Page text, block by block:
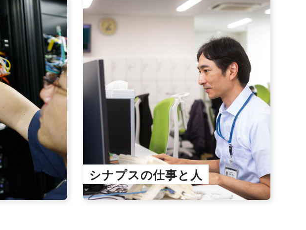
シナプスの仕事と人
会社概要
アクセス
沿革
お問い合わせ
公式Twitter
公式Facebook
プライバシーポリシー